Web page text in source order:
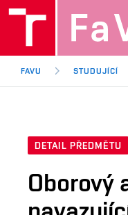
FAVU STUDUJÍCÍ
DETAIL PŘEDMĚTU
Oborový